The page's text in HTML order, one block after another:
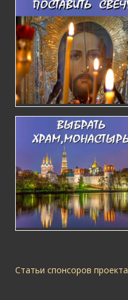
Статьи спонсоров проекта